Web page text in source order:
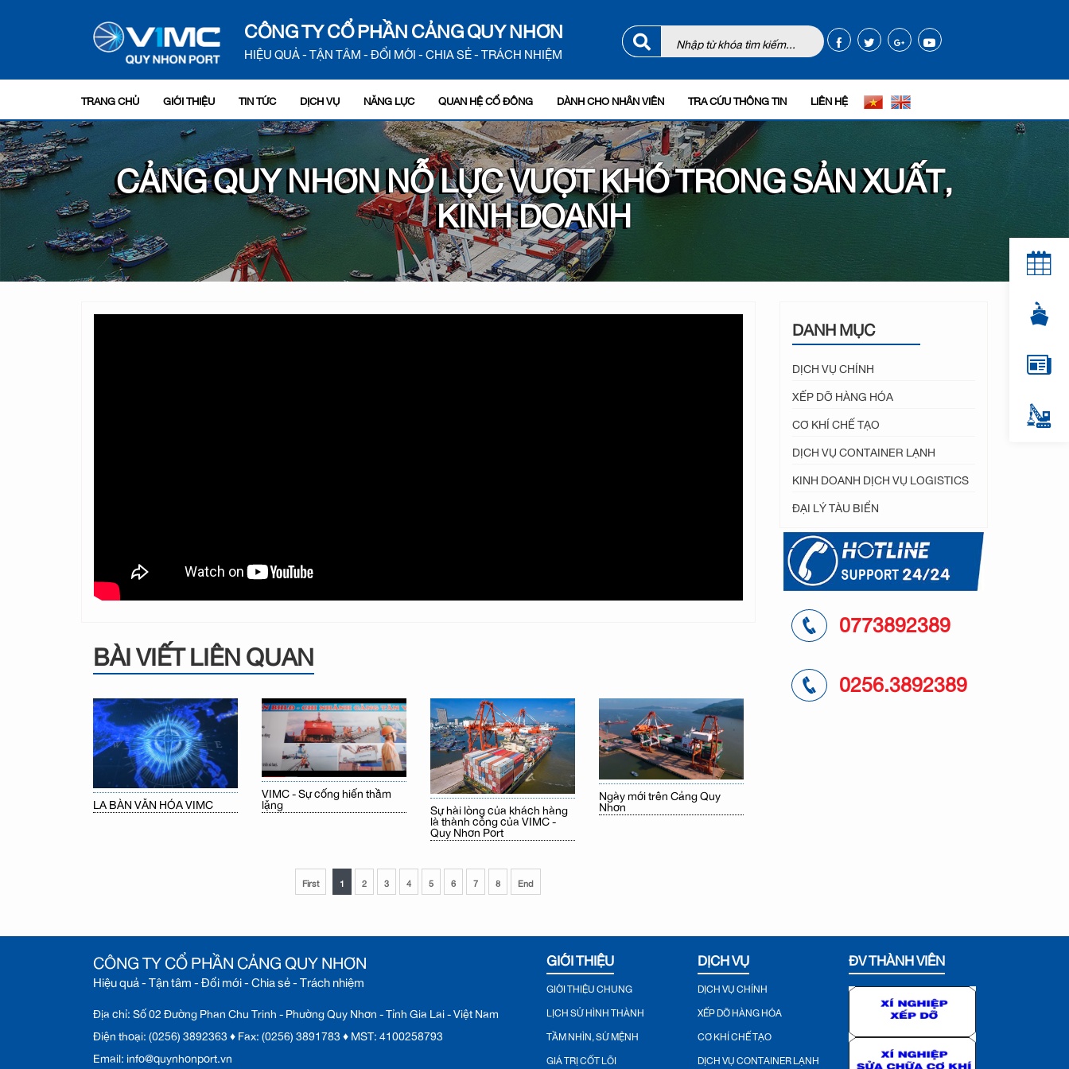
CÔNG TY CỔ PHẦN CẢNG QUY NHƠN
HIỆU QUẢ - TẬN TÂM - ĐỔI MỚI - CHIA SẺ - TRÁCH NHIỆM
TRANG CHỦ GIỚI THIỆU TIN TỨC DỊCH VỤ NĂNG LỰC QUAN HỆ CỔ ĐÔNG DÀNH CHO NHÂN VIÊN TRA CỨU THÔNG TIN LIÊN HỆ
CẢNG QUY NHƠN NỖ LỰC VƯỢT KHÓ TRONG SẢN XUẤT,
KINH DOANH
BÀI VIẾT LIÊN QUAN
LA BÀN VĂN HÓA VIMC
VIMC - Sự cống hiến thầm
lặng Sự hài lòng của khách hàng
là thành công của VIMC -
Quy Nhơn Port
Ngày mới trên Cảng Quy
Nhơn
First 1 2 3 4 5 6 7 8 End
DANH MỤC
DỊCH VỤ CHÍNH
XẾP DỠ HÀNG HÓA
CƠ KHÍ CHẾ TẠO
DỊCH VỤ CONTAINER LẠNH
KINH DOANH DỊCH VỤ LOGISTICS
ĐẠI LÝ TÀU BIỂN
0773892389
0256.3892389
CÔNG TY CỔ PHẦN CẢNG QUY NHƠN
Hiệu quả - Tận tâm - Đổi mới - Chia sẻ - Trách nhiệm
Địa chỉ: Số 02 Đường Phan Chu Trinh - Phường Quy Nhơn - Tỉnh Gia Lai - Việt Nam
Điện thoại: (0256) 3892363 ♦ Fax: (0256) 3891783 ♦ MST: 4100258793
Email: info@quynhonport.vn
GIỚI THIỆU
GIỚI THIỆU CHUNG
LỊCH SỬ HÌNH THÀNH
TẦM NHÌN, SỨ MỆNH
GIÁ TRỊ CỐT LÕI
DỊCH VỤ
DỊCH VỤ CHÍNH
XẾP DỠ HÀNG HÓA
CƠ KHÍ CHẾ TẠO
DỊCH VỤ CONTAINER LẠNH
ĐV THÀNH VIÊN